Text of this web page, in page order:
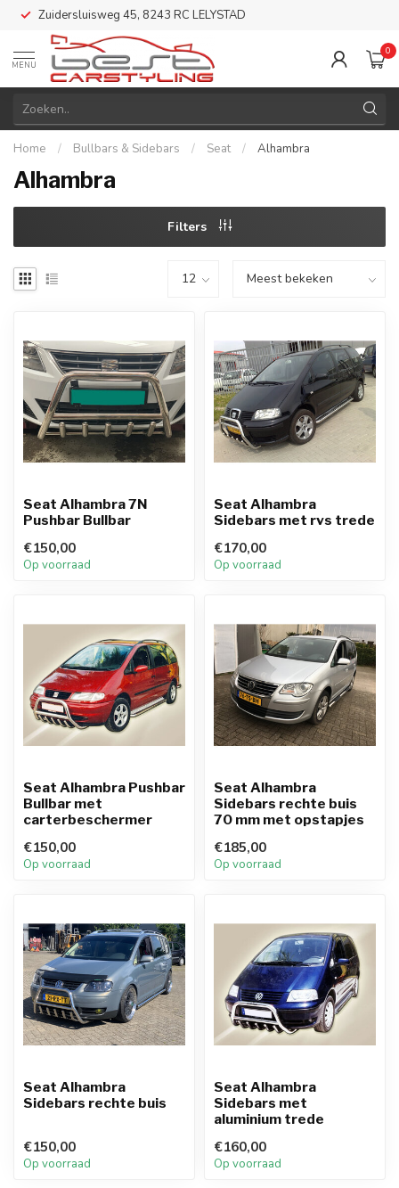
Zuidersluisweg 45, 8243 RC LELYSTAD
MENU
0
Home / Bullbars & Sidebars / Seat / Alhambra
Alhambra
Filters
Seat Alhambra 7N
Pushbar Bullbar
€150,00
Op voorraad
Seat Alhambra
Sidebars met rvs trede
€170,00
Op voorraad
Seat Alhambra Pushbar
Bullbar met
carterbeschermer
€150,00
Op voorraad
Seat Alhambra
Sidebars rechte buis
70 mm met opstapjes
€185,00
Op voorraad
Seat Alhambra
Sidebars rechte buis
€150,00
Op voorraad
Seat Alhambra
Sidebars met
aluminium trede
€160,00
Op voorraad